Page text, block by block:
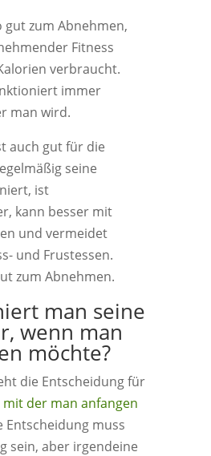
gut zum Abnehmen,
Fitness
verbraucht.
immer
man wird.
auch gut für die
seine
ist
kann besser mit
und vermeidet
und Frustessen.
zum Abnehmen.
man seine
wenn man
möchte?
die Entscheidung für
der man anfangen
Entscheidung muss
sein, aber irgendeine